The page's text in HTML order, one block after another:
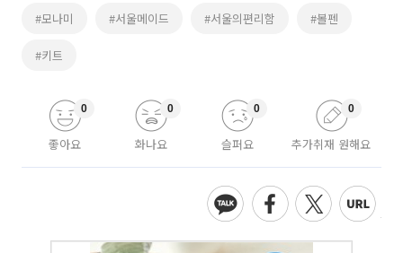
#모나미 #서울메이드 #서울의편리함 #볼펜
#키트
좋아요
0
화나요
0
슬퍼요
0
추가취재 원해요
0